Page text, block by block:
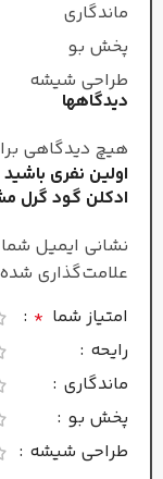
ماندگاری
پخش بو
طراحی شیشه
دیدگاهها
هیچ دیدگاهی
اولین نفری
ادکلن گود گرل
نشانی ایمیل
علامت‌گذاری
امتیاز شما *
رایحه
ماندگاری
پخش بو
طراحی شیشه